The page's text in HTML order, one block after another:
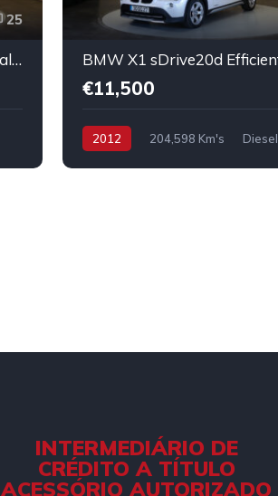
25
Tesla Model Y Long Range Dual Motor AWD
€11,500
2012 204,598 Km's Diesel
INTERMEDIÁRIO DE
CRÉDITO A TÍTULO
ACESSÓRIO AUTORIZADO